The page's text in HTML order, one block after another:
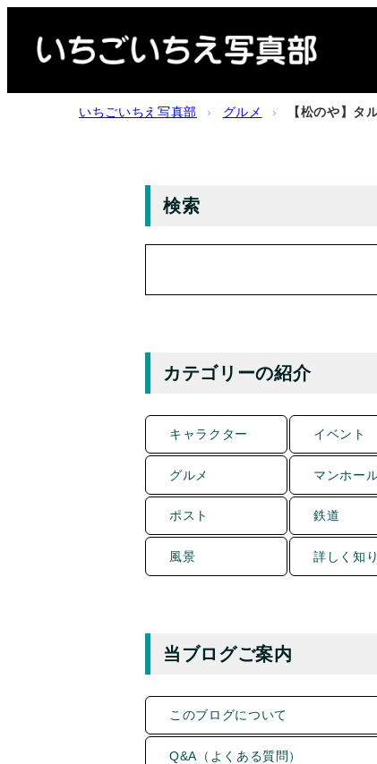
いちごいちえ写真部 › グルメ › 【松のや】タ
検索
カテゴリーの紹介
キャラクター イベント
グルメ マンホー
ポスト 鉄道
風景 詳しく知
当ブログご案内
このブログについて
Q&A（よくある質問）